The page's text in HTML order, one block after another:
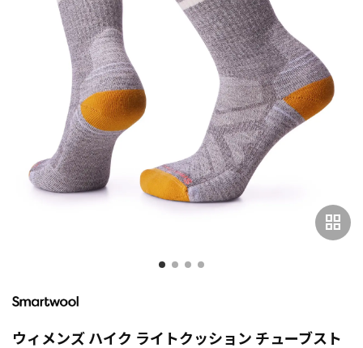
grid_view
ウィメンズ ハイク ライトクッション チューブスト